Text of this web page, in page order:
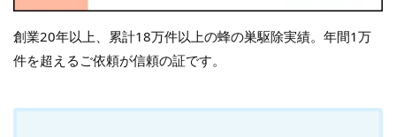
創業20年以上、累計18万件以上の蜂の巣駆除実績。年間1万
件を超えるご依頼が信頼の証です。